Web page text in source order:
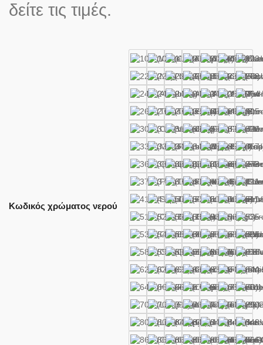
δείτε τις τιμές.
Κωδικός χρώματος νερού
CLEAR